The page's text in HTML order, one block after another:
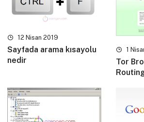
12 Nisan 2019
Sayfada arama kısayolu
nedir
1
Tor